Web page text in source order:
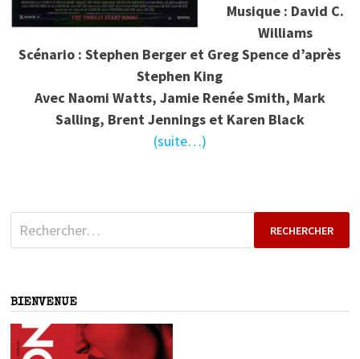
Musique : David C.
Williams
Scénario : Stephen Berger et Greg Spence d’après
Stephen King
Avec Naomi Watts, Jamie Renée Smith, Mark
Salling, Brent Jennings et Karen Black
(suite…)
Rechercher :
BIENVENUE